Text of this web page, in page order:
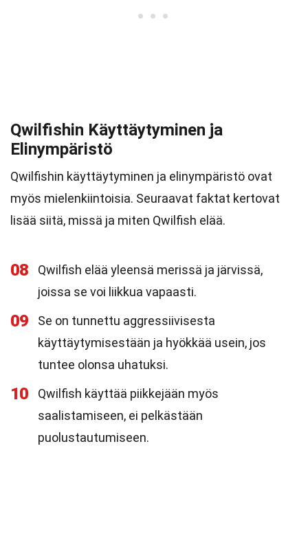
Qwilfishin Käyttäytyminen ja
Elinympäristö
Qwilfishin käyttäytyminen ja elinympäristö ovat
myös mielenkiintoisia. Seuraavat faktat kertovat
lisää siitä, missä ja miten Qwilfish elää.
08
Qwilfish elää yleensä merissä ja järvissä,
joissa se voi liikkua vapaasti.
09
Se on tunnettu aggressiivisesta
käyttäytymisestään ja hyökkää usein, jos
tuntee olonsa uhatuksi.
10
Qwilfish käyttää piikkejään myös
saalistamiseen, ei pelkästään
puolustautumiseen.